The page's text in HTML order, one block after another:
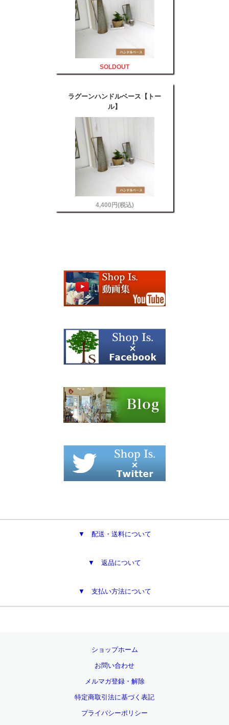
SOLDOUT
ラグーンハンドルベース【トー
ル】
4,400円(税込)
▼ 配送・送料について
▼ 返品について
▼ 支払い方法について
ショップホーム
お問い合わせ
メルマガ登録・解除
特定商取引法に基づく表記
プライバシーポリシー